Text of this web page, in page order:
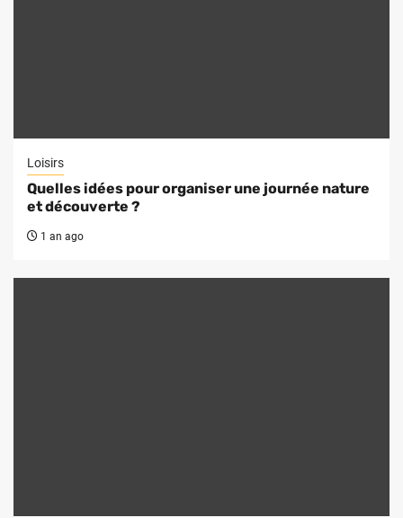
Loisirs
Quelles idées pour organiser une journée nature
et découverte ?
1 an ago